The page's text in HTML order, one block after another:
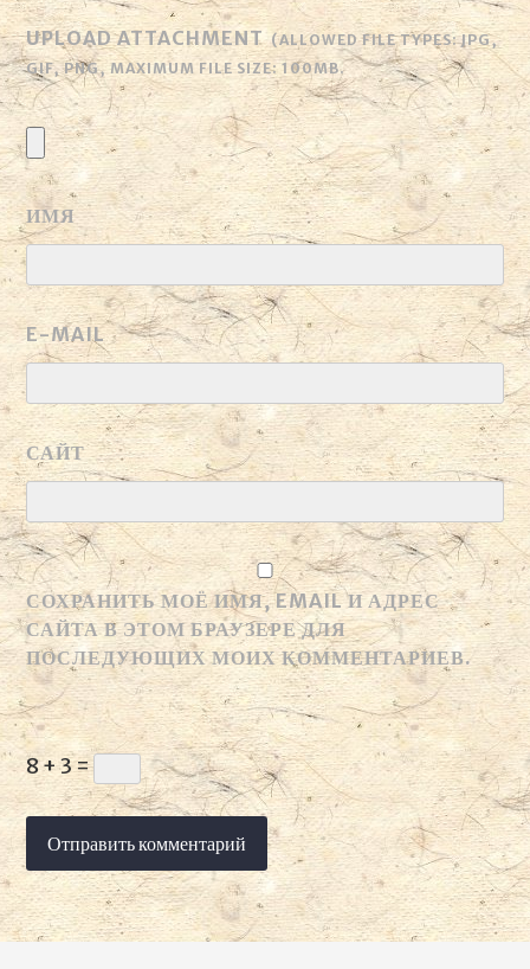
UPLOAD ATTACHMENT(ALLOWED FILE TYPES:JPG,
GIF, PNG, MAXIMUM FILE SIZE:100MB.
ИМЯ
E-MAIL
САЙТ
СОХРАНИТЬ МОЁ ИМЯ, EMAIL И АДРЕС
САЙТА В ЭТОМ БРАУЗЕРЕ ДЛЯ
ПОСЛЕДУЮЩИХ МОИХ КОММЕНТАРИЕВ.
8 + 3 =